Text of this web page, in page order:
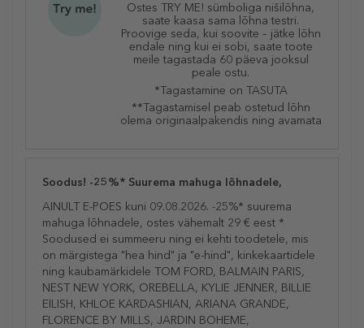
Ostes TRY ME! sümboliga nišilõhna,
saate kaasa sama lõhna testri.
Proovige seda, kui soovite – jätke lõhn
endale ning kui ei sobi, saate toote
meile tagastada 60 päeva jooksul
peale ostu.
*Tagastamine on TASUTA
**Tagastamisel peab ostetud lõhn
olema originaalpakendis ning avamata
Soodus! -25%* Suurema mahuga lõhnadele,
AINULT E-POES kuni 09.08.2026. -25%* suurema
mahuga lõhnadele, ostes vähemalt 29 € eest *
Soodused ei summeeru ning ei kehti toodetele, mis
on märgistega "hea hind" ja "e-hind", kinkekaartidele
ning kaubamärkidele TOM FORD, BALMAIN PARIS,
NEST NEW YORK, OREBELLA, KYLIE JENNER, BILLIE
EILISH, KHLOE KARDASHIAN, ARIANA GRANDE,
FLORENCE BY MILLS, JARDIN BOHEME,